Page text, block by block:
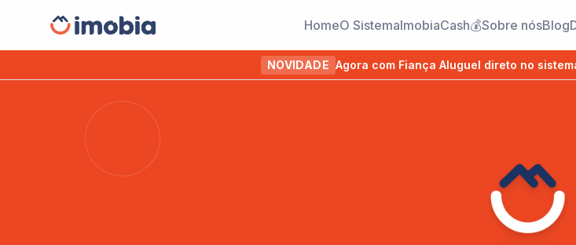
HomeO SistemaImobiaCash💰Sobre nósBlog
NOVIDADE Agora com Fiança Aluguel direto no